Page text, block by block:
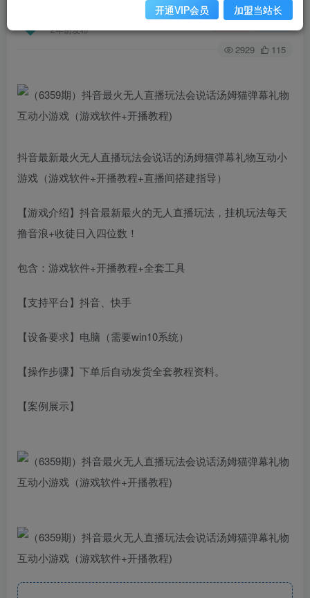
2年前发布
关注 私信
2929 115
抖音最新最火无人直播玩法会说话的汤姆猫弹幕礼物互动小
游戏（游戏软件+开播教程+直播间搭建指导）
【游戏介绍】抖音最新最火的无人直播玩法，挂机玩法每天
撸音浪+收徒日入四位数！
包含：游戏软件+开播教程+全套工具
【支持平台】抖音、快手
【设备要求】电脑（需要win10系统）
【操作步骤】下单后自动发货全套教程资料。
【案例展示】
开通VIP会员 加盟当站长